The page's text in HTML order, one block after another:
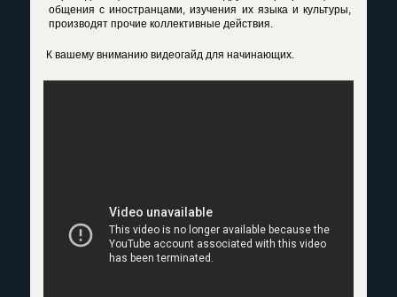
общения с иностранцами, изучения их языка и культуры,
производят прочие коллективные действия.
К вашему вниманию видеогайд для начинающих.